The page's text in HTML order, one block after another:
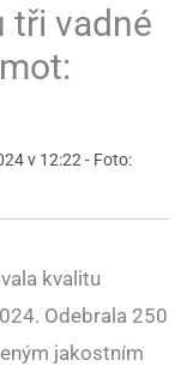
tři vadné
v 12:22 - Foto:
kvalitu
Odebrala 250
jakostním